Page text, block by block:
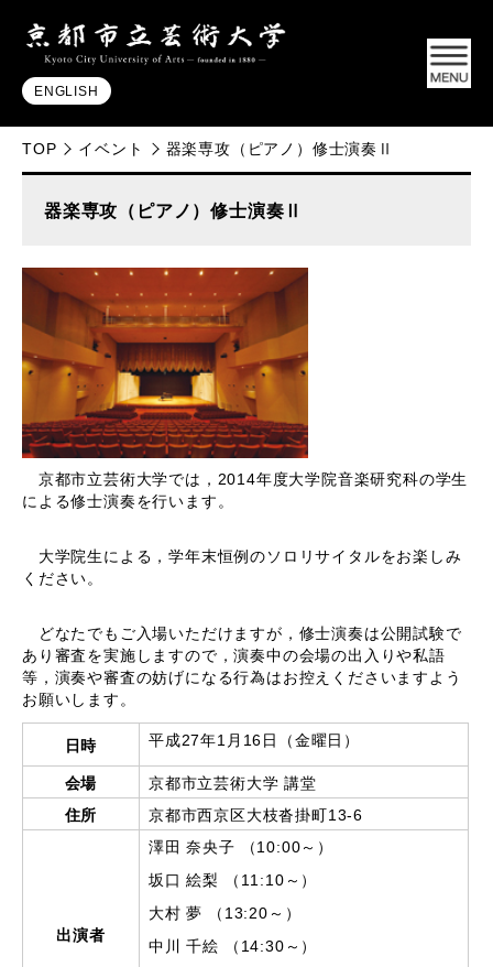
ENGLISH
TOP イベント 器楽専攻（ピアノ）修士演奏Ⅱ
器楽専攻（ピアノ）修士演奏Ⅱ
京都市立芸術大学では，2014年度大学院音楽研究科の学生
による修士演奏を行います。
大学院生による，学年末恒例のソロリサイタルをお楽しみ
ください。
どなたでもご入場いただけますが，修士演奏は公開試験で
あり審査を実施しますので，演奏中の会場の出入りや私語
等，演奏や審査の妨げになる行為はお控えくださいますよう
お願いします。
日時 平成27年1月16日（金曜日）
会場
京都市立芸術大学 講堂
住所
京都市西京区大枝沓掛町13-6
出演者
澤田 奈央子 （10:00～）
坂口 絵梨 （11:10～）
大村 夢 （13:20～）
中川 千絵 （14:30～）